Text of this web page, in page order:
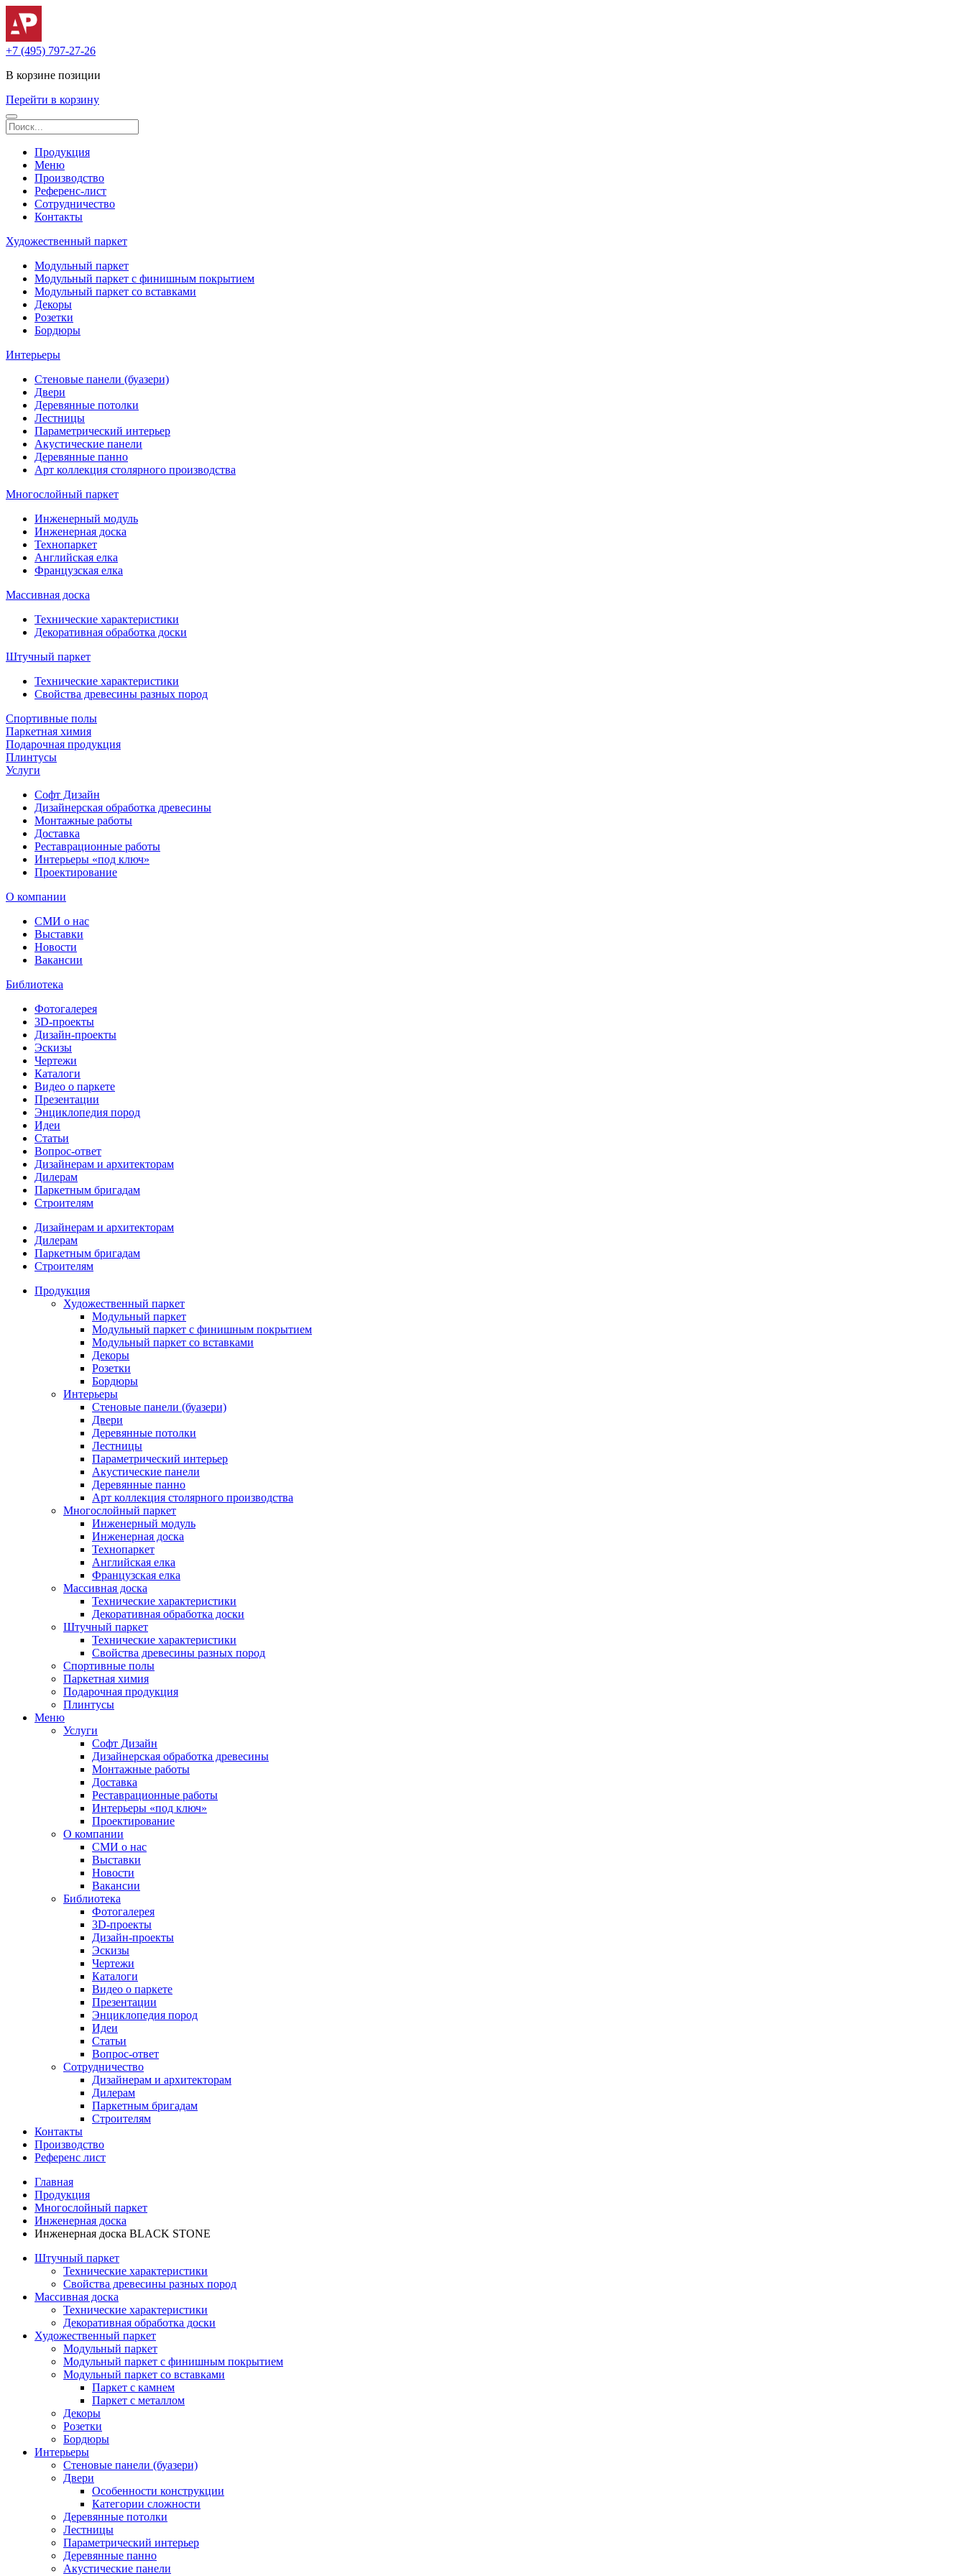
+7 (495) 797-27-26
В корзине позиции
Перейти в корзину
Продукция
Меню
Производство
Референс-лист
Сотрудничество
Контакты
Художественный паркет
Модульный паркет
Модульный паркет с финишным покрытием
Модульный паркет со вставками
Декоры
Розетки
Бордюры
Интерьеры
Стеновые панели (буазери)
Двери
Деревянные потолки
Лестницы
Параметрический интерьер
Акустические панели
Деревянные панно
Арт коллекция столярного производства
Многослойный паркет
Инженерный модуль
Инженерная доска
Технопаркет
Английская елка
Французская елка
Массивная доска
Технические характеристики
Декоративная обработка доски
Штучный паркет
Технические характеристики
Свойства древесины разных пород
Спортивные полы
Паркетная химия
Подарочная продукция
Плинтусы
Услуги
Софт Дизайн
Дизайнерская обработка древесины
Монтажные работы
Доставка
Реставрационные работы
Интерьеры «под ключ»
Проектирование
О компании
СМИ о нас
Выставки
Новости
Вакансии
Библиотека
Фотогалерея
3D-проекты
Дизайн-проекты
Эскизы
Чертежи
Каталоги
Видео о паркете
Презентации
Энциклопедия пород
Идеи
Статьи
Вопрос-ответ
Дизайнерам и архитекторам
Дилерам
Паркетным бригадам
Строителям
Дизайнерам и архитекторам
Дилерам
Паркетным бригадам
Строителям
Продукция
Художественный паркет
Модульный паркет
Модульный паркет с финишным покрытием
Модульный паркет со вставками
Декоры
Розетки
Бордюры
Интерьеры
Стеновые панели (буазери)
Двери
Деревянные потолки
Лестницы
Параметрический интерьер
Акустические панели
Деревянные панно
Арт коллекция столярного производства
Многослойный паркет
Инженерный модуль
Инженерная доска
Технопаркет
Английская елка
Французская елка
Массивная доска
Технические характеристики
Декоративная обработка доски
Штучный паркет
Технические характеристики
Свойства древесины разных пород
Спортивные полы
Паркетная химия
Подарочная продукция
Плинтусы
Меню
Услуги
Софт Дизайн
Дизайнерская обработка древесины
Монтажные работы
Доставка
Реставрационные работы
Интерьеры «под ключ»
Проектирование
О компании
СМИ о нас
Выставки
Новости
Вакансии
Библиотека
Фотогалерея
3D-проекты
Дизайн-проекты
Эскизы
Чертежи
Каталоги
Видео о паркете
Презентации
Энциклопедия пород
Идеи
Статьи
Вопрос-ответ
Сотрудничество
Дизайнерам и архитекторам
Дилерам
Паркетным бригадам
Строителям
Контакты
Производство
Референс лист
Главная
Продукция
Многослойный паркет
Инженерная доска
Инженерная доска BLACK STONE
Штучный паркет
Технические характеристики
Свойства древесины разных пород
Массивная доска
Технические характеристики
Декоративная обработка доски
Художественный паркет
Модульный паркет
Модульный паркет с финишным покрытием
Модульный паркет со вставками
Паркет с камнем
Паркет с металлом
Декоры
Розетки
Бордюры
Интерьеры
Стеновые панели (буазери)
Двери
Особенности конструкции
Категории сложности
Деревянные потолки
Лестницы
Параметрический интерьер
Деревянные панно
Акустические панели